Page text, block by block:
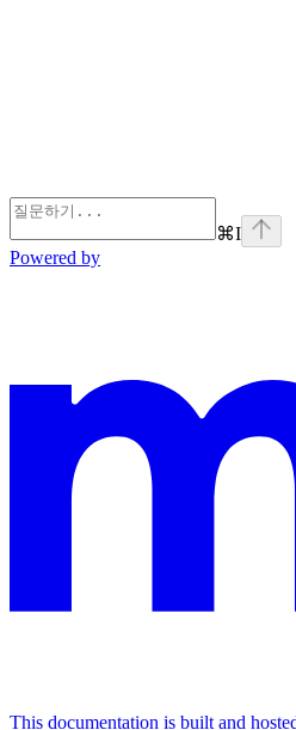
⌘I
Powered by
This documentation is built and